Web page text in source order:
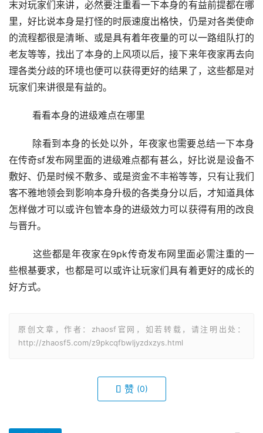
末对玩家们来讲，必然要注重看一下本身的有益前提都在哪
里，好比说本身是打怪的时辰速度出格快，仍是对各类使命
的流程都很是清晰、或是具有着年夜量的可以一路组队打的
老友等等，找出了本身的上风项以后，接下来年夜家再去向
理各类分歧的环境也便可以获得更好的结果了，这些都是对
玩家们来讲很是有益的。
	看看本身的进级难点在哪里
在传奇sf发布网里面的进级难点都有甚么，好比说是设备不
敷好、仍是时候不敷多、或是资金不丰裕等等，只有让我们
客不雅地领会到影响本身升极的各类身分以后，才知道具体
怎样做才可以或许包管本身的进级效力可以获得有用的改良
与晋升。
些根基要求，也都是可以或许让玩家们具有着更好的成长的
好方式。
原创文章，作者：zhaosf官网，如若转载，请注明出处：
http://zhaosf5.com/z9pkcqfbwljyzdxzys.html
赞 (0)